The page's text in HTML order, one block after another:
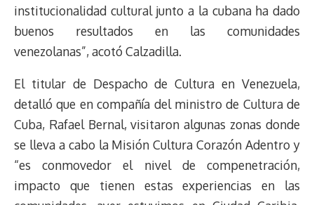
t
institucionalidad cultural junto a la cubana ha dado
buenos resultados en las comunidades
venezolanas”, acotó Calzadilla.
El titular de Despacho de Cultura en Venezuela,
detalló que en compañía del ministro de Cultura de
Cuba, Rafael Bernal, visitaron algunas zonas donde
se lleva a cabo la Misión Cultura Corazón Adentro y
“es conmovedor el nivel de compenetración,
impacto que tienen estas experiencias en las